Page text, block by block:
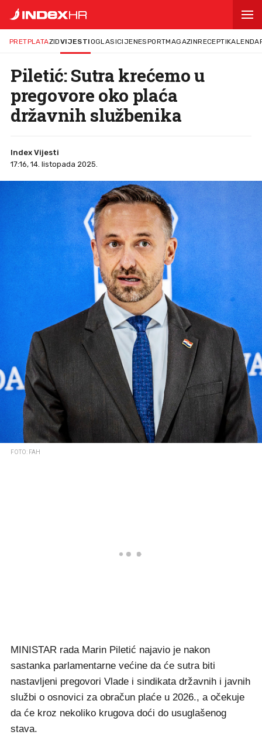
PRETPLATAZIDVIJESTIOGLASICIJENESPORTMAGAZINRECEPTI
Piletić: Sutra krećemo u
pregovore oko plaća
državnih službenika
Index Vijesti
17:16, 14. listopada 2025.
FOTO: FAH
MINISTAR rada Marin Piletić najavio je nakon
sastanka parlamentarne većine da će sutra biti
nastavljeni pregovori Vlade i sindikata državnih i javnih
službi o osnovici za obračun plaće u 2026., a očekuje
da će kroz nekoliko krugova doći do usuglašenog
stava.